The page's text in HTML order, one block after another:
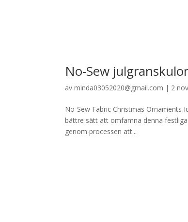
No-Sew
avminda03052020@gmail.com | 2
No-Sew Fabric Christmas Ornaments
bättre sätt att omfamna denna
genom processen att...